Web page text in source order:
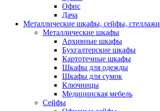
Офис
Дача
Металлические шкафы, сейфы, стеллажи
Металлические шкафы
Архивные шкафы
Бухгалтерские шкафы
Картотечные шкафы
Шкафы для одежды
Шкафы для сумок
Ключницы
Медицинская мебель
Сейфы